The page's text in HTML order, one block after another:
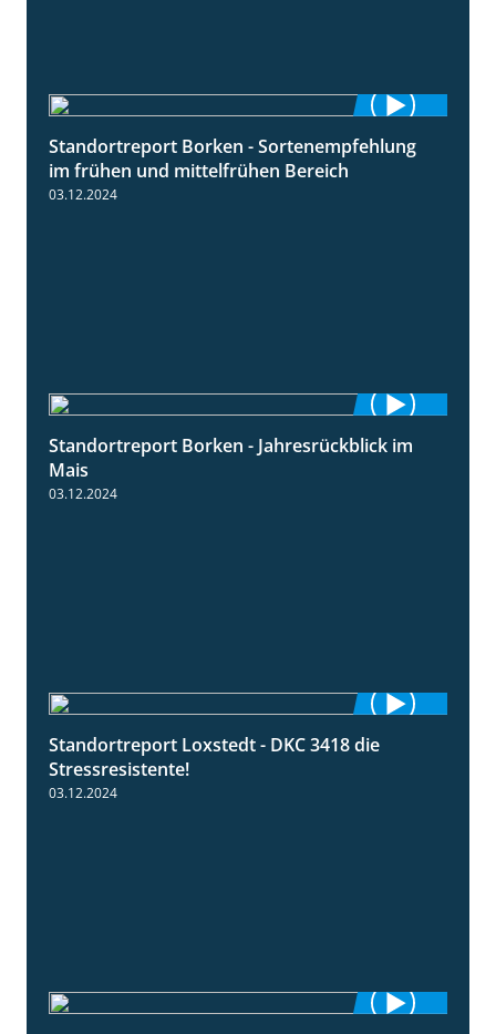
7:53
Standortreport Borken - Sortenempfehlung
im frühen und mittelfrühen Bereich
03.12.2024
4:26
Standortreport Borken - Jahresrückblick im
Mais
03.12.2024
1:04
Standortreport Loxstedt - DKC 3418 die
Stressresistente!
03.12.2024